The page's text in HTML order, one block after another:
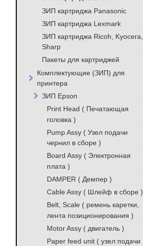
ЗИП картриджа Panasonic
ЗИП картриджа Lexmark
ЗИП картриджа Ricoh, Kyocera,
Sharp
Пакеты для картриджей
Комплектующие (ЗИП) для
принтера
ЗИП Epson
Print Head ( Печатающая
головка )
Pump Assy ( Узел подачи
чернил в сборе )
Board Assy ( Электронная
плата )
DAMPER ( Демпер )
Cable Assy ( Шлейф в сборе )
Belt, Scale ( ремень каретки,
лента позиционирования )
Motor Assy ( двигатель )
Paper feed unit ( узел подачи